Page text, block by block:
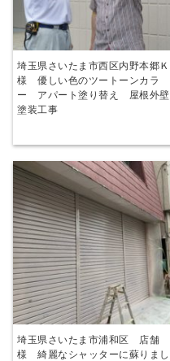
埼玉県さいたま市西区内野本郷Ｋ
様 優しい色のツートーンカラ
ー アパート塗り替え 屋根外壁
塗装工事
埼玉県さいたま市浦和区 店舗
様 綺麗なシャッターに蘇りまし